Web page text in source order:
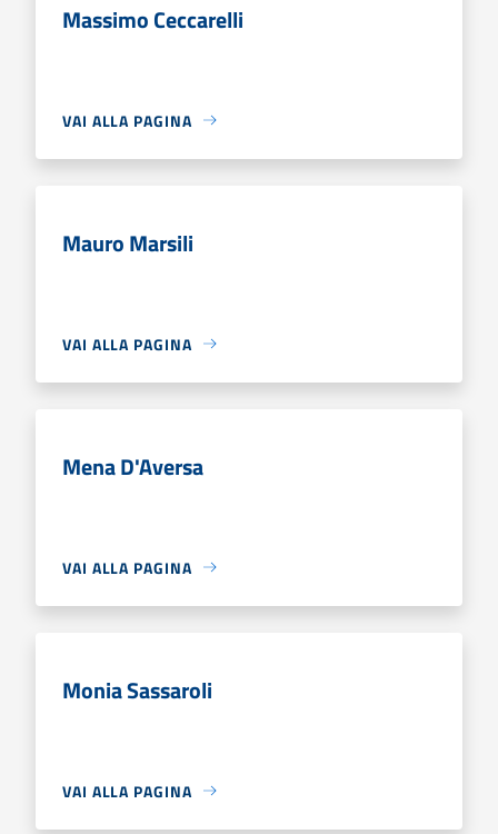
Massimo Ceccarelli
VAI ALLA PAGINA
Mauro Marsili
VAI ALLA PAGINA
Mena D'Aversa
VAI ALLA PAGINA
Monia Sassaroli
VAI ALLA PAGINA